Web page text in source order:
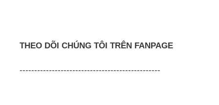
THEO DÕI CHÚNG TÔI TRÊN FANPAGE
------------------------------------------------